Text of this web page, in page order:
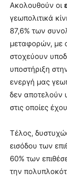
Ακολουθούν οι
γεωπολιτικά
87,6% των
μεταφορών, με
στοχεύουν
υποστήριξη
ενεργή μας
δεν αποτελούν
στις οποίες
Τέλος,
εισόδου των
60% των
την